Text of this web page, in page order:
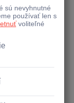
môže
ktorá sa
spoločnosti. Po
osobných
často môžu
platobnú bránu